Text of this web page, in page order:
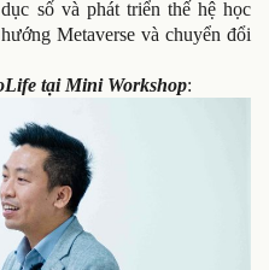
số và phát triển thế hệ học
Metaverse và chuyển đổi
tại Mini Workshop: